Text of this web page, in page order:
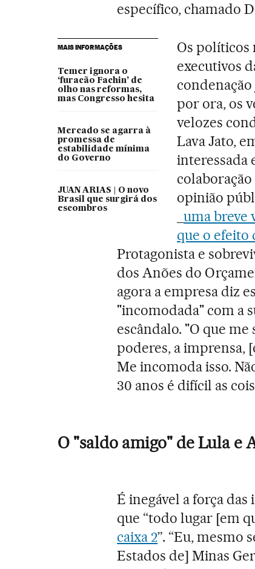
específico, chamado
MAIS INFORMAÇÕES
Temer ignora o
‘furacão Fachin’ de
olho nas reformas,
mas Congresso hesita
Mercado se agarra à
promessa de
estabilidade mínima
do Governo
JUAN ARIAS | O novo
Brasil que surgirá dos
escombros
Os políticos
executivos
por ora, os
velozes
Lava Jato,
interessada
opinião
_uma breve
que o efeito
Protagonista e
dos Anões do
agora a empresa diz
"incomodada" com a
escândalo. "O que
poderes, a imprensa,
Me incomoda isso.
30 anos é difícil as
O "saldo amigo" de Lula e
É inegável a força
que “todo lugar [em
caixa 2”. “Eu, mesmo
Estados de] Minas